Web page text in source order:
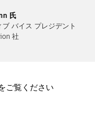
氏
バイス プレジデント
社
ご覧ください